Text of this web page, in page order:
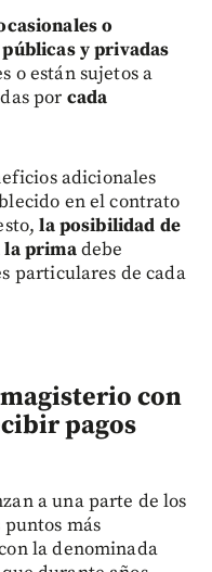
o
y privadas
o están sujetos a
por cada
adicionales
en el contrato
la posibilidad de
la primadebe
particulares de cada
con
pagos
a una parte de los
más
la denominada